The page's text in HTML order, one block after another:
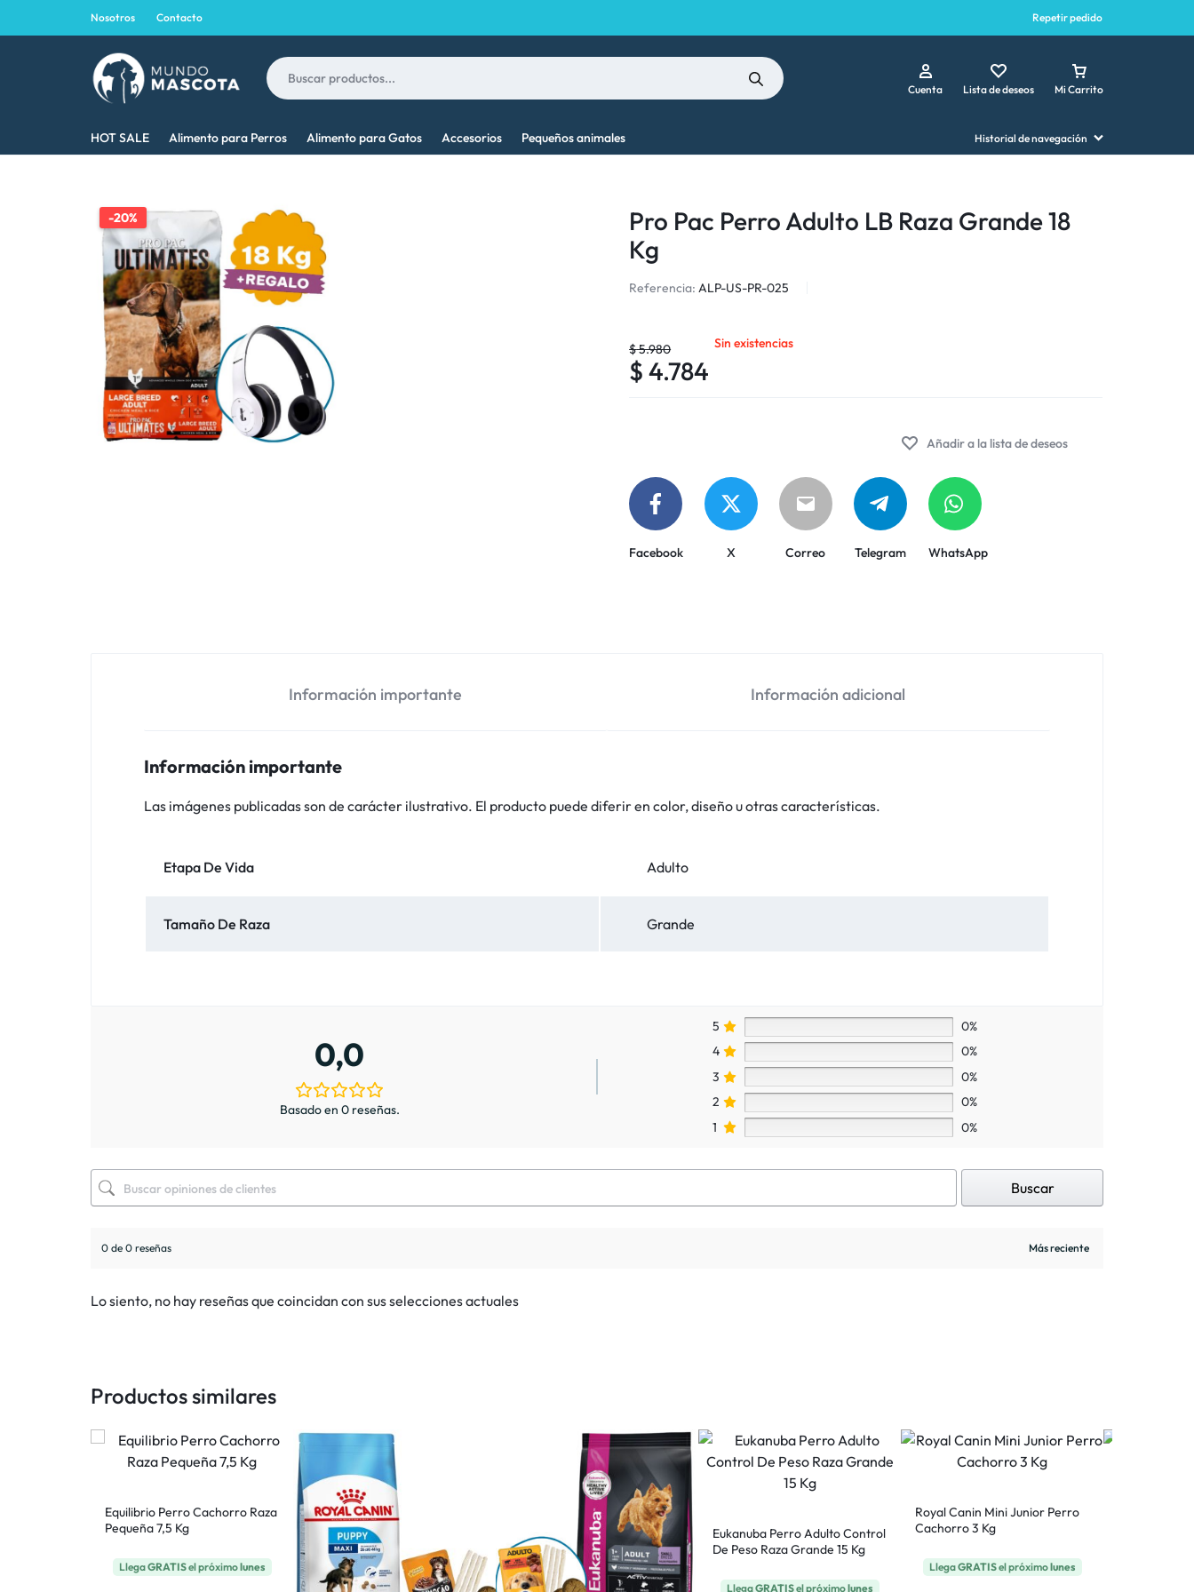
Nosotros Contacto Repetir pedido
MASCOTA
MEJOR
PARA
TU
MASCOTA
Cuenta Lista de deseos Mi Carrito
HOT SALE Alimento para Perros Alimento para Gatos Accesorios Pequeños animales Historial de navegación
-20%
Pro Pac Perro Adulto LB Raza Grande 18
Kg
Referencia: ALP-US-PR-025
$5.980
$ 4.784
Sin existencias
Añadir a la lista de deseos
Facebook X Correo Telegram WhatsApp
Información importante Información adicional
Información importante
Las imágenes publicadas son de carácter ilustrativo. El producto puede diferir en color, diseño u otras características.
Etapa De Vida Adulto
Tamaño De Raza Grande
0,0
Basado en 0 reseñas.
5
0%
4
0%
3
0%
2
0%
1
0%
Buscar
0 de 0 reseñas
Lo siento, no hay reseñas que coincidan con sus selecciones actuales
Productos similares
Equilibrio Perro Cachorro Raza
Pequeña 7,5 Kg
LlegaGRATISel próximolunes
Eukanuba Perro Adulto Control
De Peso Raza Grande 15 Kg
LlegaGRATISel próximolunes
Royal Canin Mini Junior Perro
Cachorro 3 Kg
LlegaGRATISel próximolunes